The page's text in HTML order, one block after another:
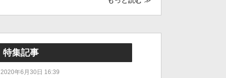
特集記事
2020年6月30日 16:39